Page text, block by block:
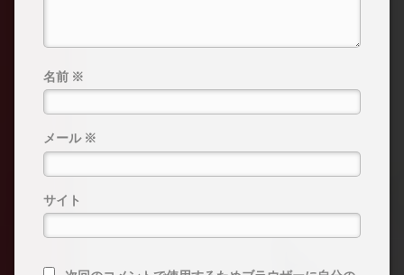
名前 ※
メール ※
サイト